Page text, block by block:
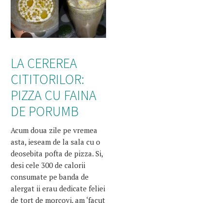
LA CEREREA
CITITORILOR:
PIZZA CU FAINA
DE PORUMB
Acum doua zile pe vremea
asta, ieseam de la sala cu o
deosebita pofta de pizza. Si,
desi cele 300 de calorii
consumate pe banda de
alergat ii erau dedicate feliei
de tort de morcovi, am ‘facut